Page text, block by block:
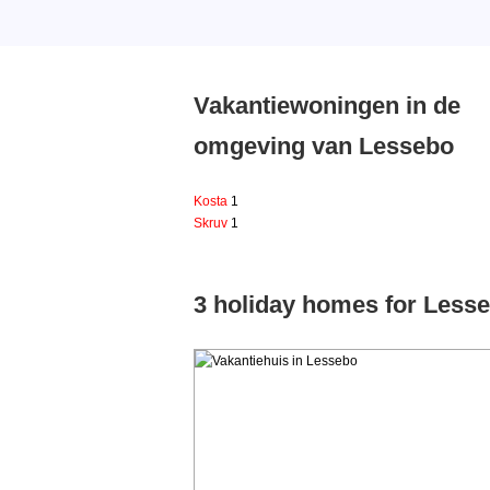
Vakantiewoningen in de
omgeving van Lessebo
Kosta 1
Skruv 1
3 holiday homes for